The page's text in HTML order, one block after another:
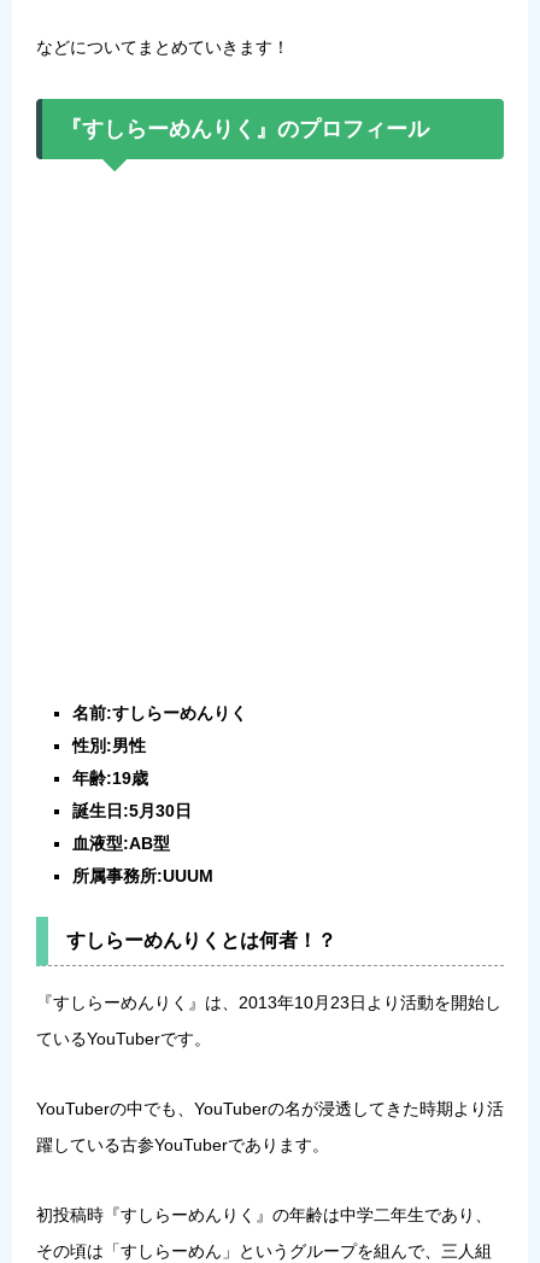
などについてまとめていきます！
『すしらーめんりく』のプロフィール
名前:すしらーめんりく
性別:男性
年齢:19歳
誕生日:5月30日
血液型:AB型
所属事務所:UUUM
すしらーめんりくとは何者！？
『すしらーめんりく』は、2013年10月23日より活動を開始し
ているYouTuberです。
YouTuberの中でも、YouTuberの名が浸透してきた時期より活
躍している古参YouTuberであります。
初投稿時『すしらーめんりく』の年齢は中学二年生であり、
その頃は「すしらーめん」というグループを組んで、三人組